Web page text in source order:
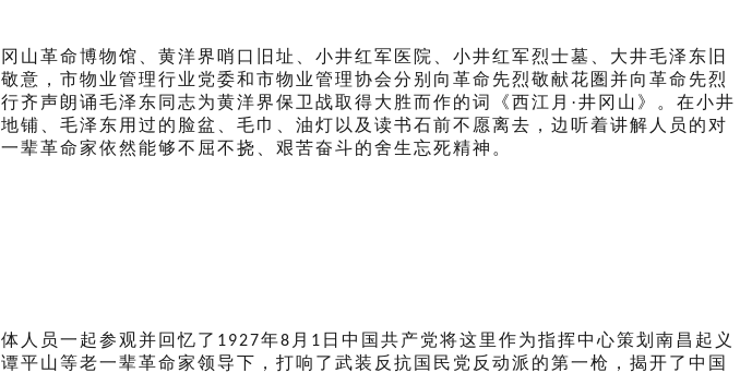
山革命博物馆、黄洋界哨口旧址、小井红军医院、小井红军烈士墓、大井毛泽东旧
，市物业管理行业党委和市物业管理协会分别向革命先烈敬献花圏并向革命先烈
齐声朗诵毛泽东同志为黄洋界保卫战取得大胜而作的词《西江月 ·井冈山》。在小井
、毛泽东用过的脸盆、毛巾、油灯以及读书石前不愿离去，边听着讲解人员的对
辈革命家依然能够不屈不挠、艰苦奋斗的舍生忘死精神。
人员一起参观并回忆了 1927年8 月 1 日中国共产党将这里作为指挥中心策划南昌起义
山等老一辈革命家领导下，打响了武装反抗国民党反动派的第一枪，揭开了中国